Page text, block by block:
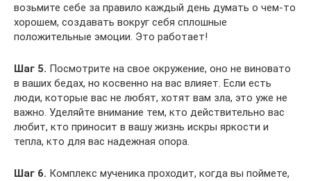
возьмите себе за правило каждый день думать о чем-то
хорошем, создавать вокруг себя сплошные
положительные эмоции. Это работает!
Шаг 5. Посмотрите на свое окружение, оно не виновато
в ваших бедах, но косвенно на вас влияет. Если есть
люди, которые вас не любят, хотят вам зла, это уже не
важно. Уделяйте внимание тем, кто действительно вас
любит, кто приносит в вашу жизнь искры яркости и
тепла, кто для вас надежная опора.
Шаг 6. Комплекс мученика проходит, когда вы поймете,